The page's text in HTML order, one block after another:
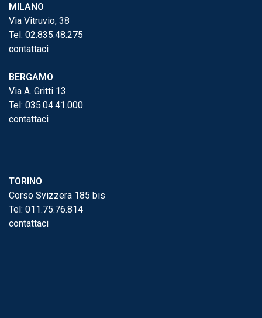
MILANO
Via Vitruvio, 38
Tel: 02.835.48.275
contattaci
BERGAMO
Via A. Gritti 13
Tel: 035.04.41.000
contattaci
TORINO
Corso Svizzera 185 bis
Tel: 011.75.76.814
contattaci